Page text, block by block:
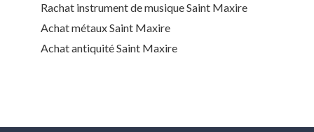
Rachat instrument de musique Saint Maxire
Achat métaux Saint Maxire
Achat antiquité Saint Maxire